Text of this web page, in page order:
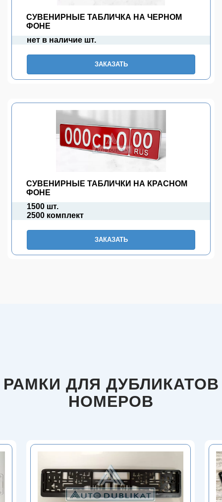
СУВЕНИРНЫЕ ТАБЛИЧКА НА ЧЕРНОМ
ФОНЕ
нет в наличие шт.
ЗАКАЗАТЬ
СУВЕНИРНЫЕ ТАБЛИЧКИ НА КРАСНОМ
ФОНЕ
1500 шт.
2500 комплект
ЗАКАЗАТЬ
РАМКИ ДЛЯ ДУБЛИКАТОВ
НОМЕРОВ